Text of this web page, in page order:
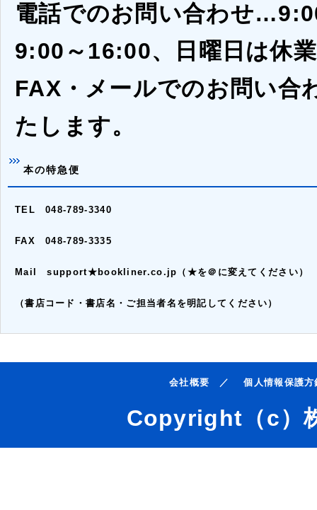
電話でのお問い合わせ
9:00～16:00、日曜日は休
FAX・メールでのお問い合
たします。
本の特急便
TEL 048-789-3340
FAX 048-789-3335
Mail support★bookliner.co.jp（★を＠に変えてください）
（書店コード・書店名・ご担当者名を明記してください）
会社概要 ／個人情報保護方
Copyright（c）